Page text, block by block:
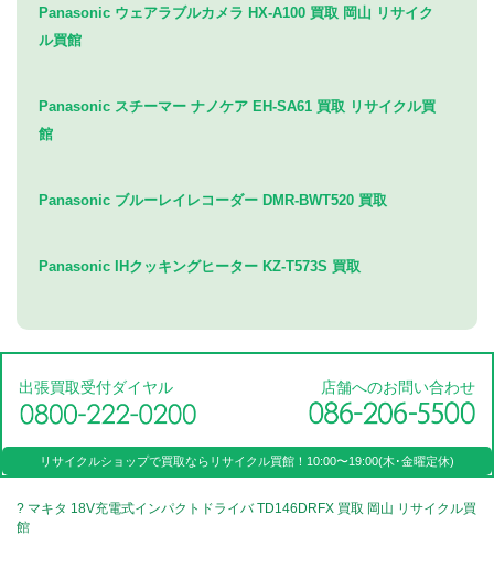
Panasonic ウェアラブルカメラ HX-A100 買取 岡山 リサイク
ル買館
Panasonic スチーマー ナノケア EH-SA61 買取 リサイクル買
館
Panasonic ブルーレイレコーダー DMR-BWT520 買取
Panasonic IHクッキングヒーター KZ-T573S 買取
出張買取受付ダイヤル 店舗へのお問い合わせ
リサイクルショップで買取なら リサイクル買館！ 10:00〜19:00(木･金曜定休)
? マキタ 18V充電式インパクトドライバ TD146DRFX 買取 岡山 リサイクル買
館